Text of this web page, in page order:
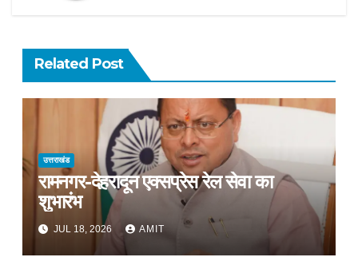
Related Post
उत्तराखंड
रामनगर-देहरादून एक्सप्रेस रेल सेवा का
शुभारंभ
JUL 18, 2026 AMIT